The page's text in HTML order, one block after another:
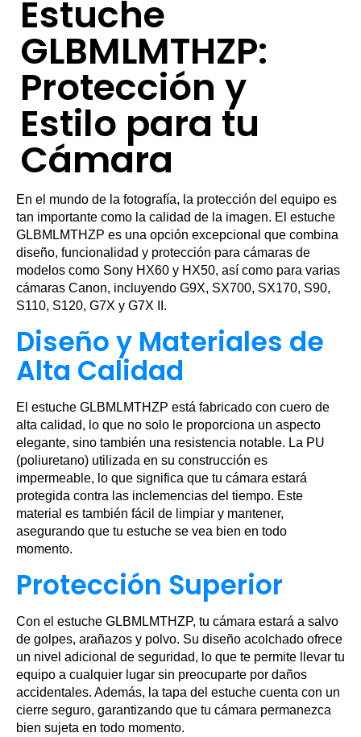
Estuche
GLBMLMTHZP:
Protección y
Estilo para tu
Cámara
En el mundo de la fotografía, la protección del equipo es
tan importante como la calidad de la imagen. El estuche
GLBMLMTHZP es una opción excepcional que combina
diseño, funcionalidad y protección para cámaras de
modelos como Sony HX60 y HX50, así como para varias
cámaras Canon, incluyendo G9X, SX700, SX170, S90,
S110, S120, G7X y G7X II.
Diseño y Materiales de
Alta Calidad
El estuche GLBMLMTHZP está fabricado con cuero de
alta calidad, lo que no solo le proporciona un aspecto
elegante, sino también una resistencia notable. La PU
(poliuretano) utilizada en su construcción es
impermeable, lo que significa que tu cámara estará
protegida contra las inclemencias del tiempo. Este
material es también fácil de limpiar y mantener,
asegurando que tu estuche se vea bien en todo
momento.
Protección Superior
Con el estuche GLBMLMTHZP, tu cámara estará a salvo
de golpes, arañazos y polvo. Su diseño acolchado ofrece
un nivel adicional de seguridad, lo que te permite llevar tu
equipo a cualquier lugar sin preocuparte por daños
accidentales. Además, la tapa del estuche cuenta con un
cierre seguro, garantizando que tu cámara permanezca
bien sujeta en todo momento.